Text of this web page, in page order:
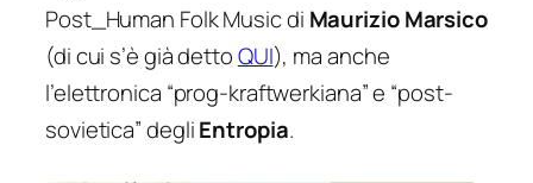
Post_Human Folk Musicdi Maurizio Marsico
(di cui s’è già dettoQUI), ma anche
l’elettronica “prog-kraftwerkiana” e “post-
sovietica” degliEntropia.